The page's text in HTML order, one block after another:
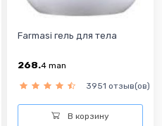
Farmasi гель для тела
268.4 man
3951 отзыв(ов)
В корзину